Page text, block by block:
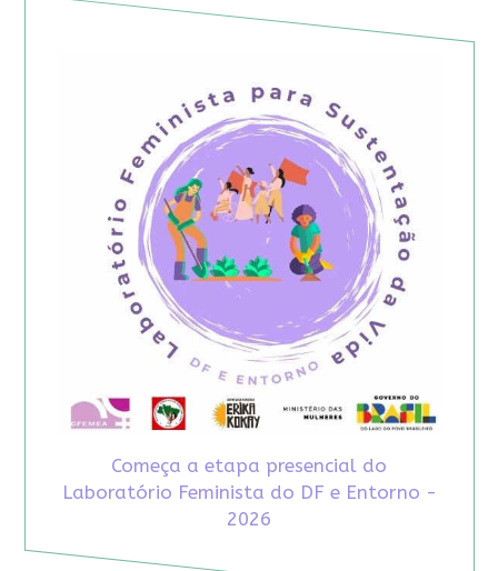
Começa a etapa presencial do
Laboratório Feminista do DF e Entorno -
2026